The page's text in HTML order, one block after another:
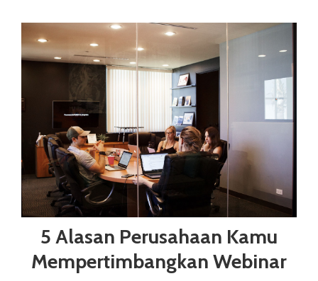
5 Alasan Perusahaan Kamu
Mempertimbangkan Webinar